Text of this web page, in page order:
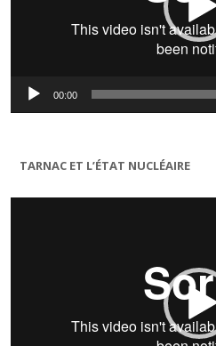
00:00
TARNAC ET L’ÉTAT NUCLÉAIRE
Lecteur